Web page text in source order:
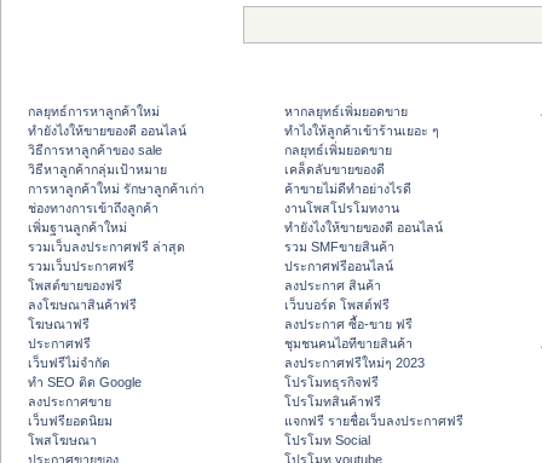
กลยุทธ์การหาลูกค้าใหม่
ทํายังไงให้ขายของดี ออนไลน์
วิธีการหาลูกค้าของ sale
วิธีหาลูกค้ากลุ่มเป้าหมาย
การหาลูกค้าใหม่ รักษาลูกค้าเก่า
ช่องทางการเข้าถึงลูกค้า
เพิ่มฐานลูกค้าใหม่
รวมเว็บลงประกาศฟรี ล่าสุด
รวมเว็บประกาศฟรี
โพสต์ขายของฟรี
ลงโฆษณาสินค้าฟรี
โฆษณาฟรี
ประกาศฟรี
เว็บฟรีไม่จำกัด
ทำ SEO ติด Google
ลงประกาศขาย
เว็บฟรียอดนิยม
โพสโฆษณา
ประกาศขายของ
หากลยุทธ์เพิ่มยอดขาย
ทําไงให้ลูกค้าเข้าร้านเยอะ ๆ
กลยุทธ์เพิ่มยอดขาย
เคล็ดลับขายของดี
ค้าขายไม่ดีทำอย่างไรดี
งานโพสโปรโมทงาน
ทํายังไงให้ขายของดี ออนไลน์
รวม SMFขายสินค้า
ประกาศฟรีออนไลน์
ลงประกาศ สินค้า
เว็บบอร์ด โพสต์ฟรี
ลงประกาศ ซื้อ-ขาย ฟรี
ชุมชนคนไอทีขายสินค้า
ลงประกาศฟรีใหม่ๆ 2023
โปรโมทธุรกิจฟรี
โปรโมทสินค้าฟรี
แจกฟรี รายชื่อเว็บลงประกาศฟรี
โปรโมท Social
โปรโมท youtube